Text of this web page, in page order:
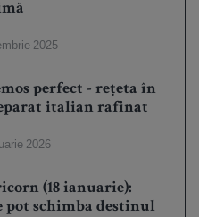
2025
perfect - rețeta în
italian rafinat
2026
(18 ianuarie):
pot schimba destinul